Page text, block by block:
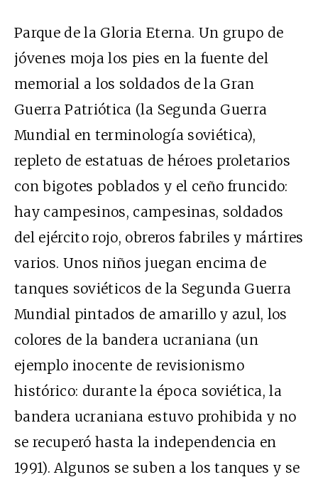
Parque de la Gloria Eterna. Un grupo de
jóvenes moja los pies en la fuente del
memorial a los soldados de la Gran
Guerra Patriótica (la Segunda Guerra
Mundial en terminología soviética),
repleto de estatuas de héroes proletarios
con bigotes poblados y el ceño fruncido:
hay campesinos, campesinas, soldados
del ejército rojo, obreros fabriles y mártires
varios. Unos niños juegan encima de
tanques soviéticos de la Segunda Guerra
Mundial pintados de amarillo y azul, los
colores de la bandera ucraniana (un
ejemplo inocente de revisionismo
histórico: durante la época soviética, la
bandera ucraniana estuvo prohibida y no
se recuperó hasta la independencia en
1991). Algunos se suben a los tanques y se